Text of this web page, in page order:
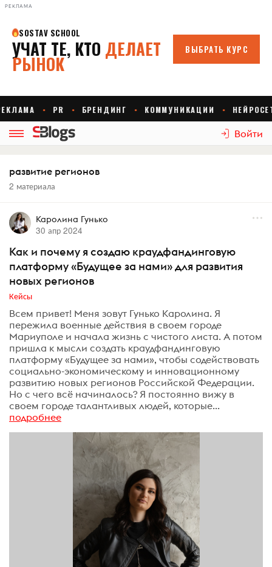
РЕКЛАМА
Войти
развитие регионов
2 материала
Каролина Гунько
30 апр 2024
Как и почему я создаю краудфандинговую
платформу «Будущее за нами» для развития
новых регионов
Кейсы
Всем привет! Меня зовут Гунько Каролина. Я
пережила военные действия в своем городе
Мариуполе и начала жизнь с чистого листа. А потом
пришла к мысли создать краудфандинговую
платформу «Будущее за нами», чтобы содействовать
социально-экономическому и инновационному
развитию новых регионов Российской Федерации.
Но с чего всё начиналось? Я постоянно вижу в
своем городе талантливых людей, которые...
подробнее